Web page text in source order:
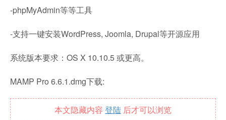
-phpMyAdmin等等工具
-支持一键安装WordPress, Joomla, Drupal等开源应用
系统版本要求：OS X 10.10.5 或更高。
MAMP Pro 6.6.1.dmg下载:
本文隐藏内容 登陆 后才可以浏览